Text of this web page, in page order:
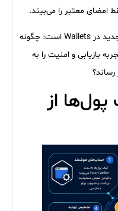
امضای معتبر را می‌بیند.
این تضاد، ریشه بسیاری از نوآوری‌های جدید در Wallets است: چگونه
بازیابی و امنیت را به
رساند؟
از